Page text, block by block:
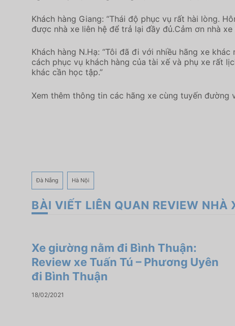
Khách hàng Giang: “Thái độ phục vụ rất hài lòng.
được nhà xe liên hệ để trả lại đầy đủ.Cảm ơn nhà
Khách hàng N.Hạ: “Tôi đã đi với nhiều hãng xe
cách phục vụ khách hàng của tài xế và phụ xe rất
khác cần học tập.”
Xem thêm thông tin các hãng xe cùng tuyến đường
Đà Nẵng Hà Nội
BÀI VIẾT LIÊN QUAN REVIEW NHÀ
Xe giường nằm đi Bình Thuận:
Review xe Tuấn Tú – Phương Uyên
đi Bình Thuận
18/02/2021